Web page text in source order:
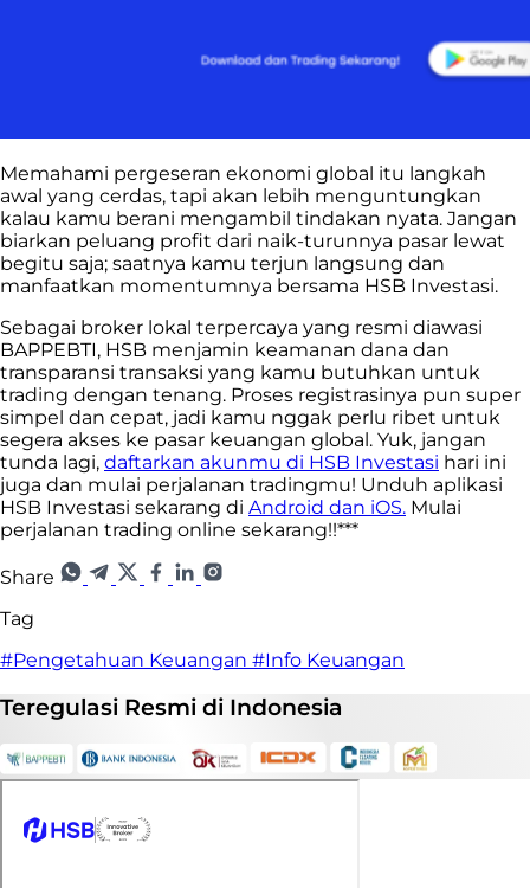
Memahami pergeseran ekonomi global itu langkah
awal yang cerdas, tapi akan lebih menguntungkan
kalau kamu berani mengambil tindakan nyata. Jangan
biarkan peluang profit dari naik-turunnya pasar lewat
begitu saja; saatnya kamu terjun langsung dan
manfaatkan momentumnya bersama HSB Investasi.
Sebagai broker lokal terpercaya yang resmi diawasi
BAPPEBTI, HSB menjamin keamanan dana dan
transparansi transaksi yang kamu butuhkan untuk
trading dengan tenang. Proses registrasinya pun super
simpel dan cepat, jadi kamu nggak perlu ribet untuk
segera akses ke pasar keuangan global. Yuk, jangan
tunda lagi, daftarkan akunmu di HSB Investasi hari ini
juga dan mulai perjalanan tradingmu! Unduh aplikasi
HSB Investasi sekarang di Android dan iOS. Mulai
perjalanan trading online sekarang!!***
Share
Tag
#Pengetahuan Keuangan #Info Keuangan
Teregulasi Resmi di Indonesia